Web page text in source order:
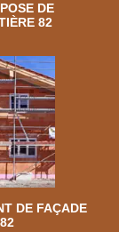
DE
82
DE FAÇADE
82